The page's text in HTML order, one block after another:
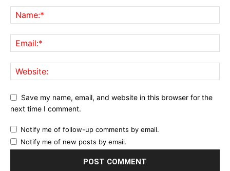
Save my name, email, and website in this browser for the
next time I comment.
Notify me of follow-up comments by email.
Notify me of new posts by email.